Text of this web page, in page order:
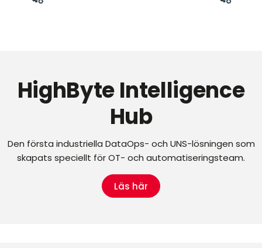
HighByte Intelligence
Hub
Den första industriella DataOps- och UNS-lösningen som
skapats speciellt för OT- och automatiseringsteam.
Läs här